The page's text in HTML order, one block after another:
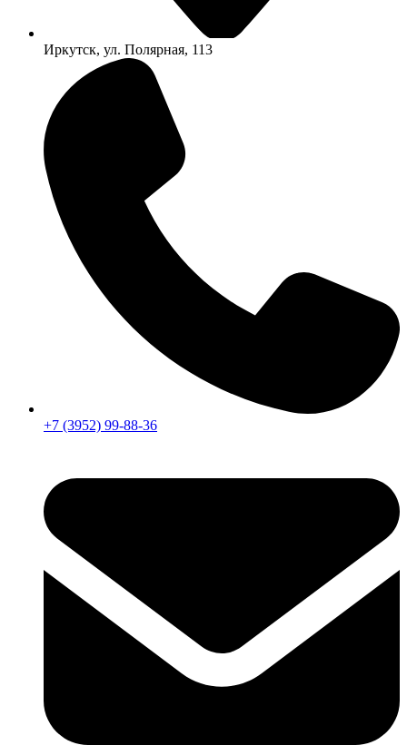
Иркутск, ул. Полярная, 113
+7 (3952) 99-88-36